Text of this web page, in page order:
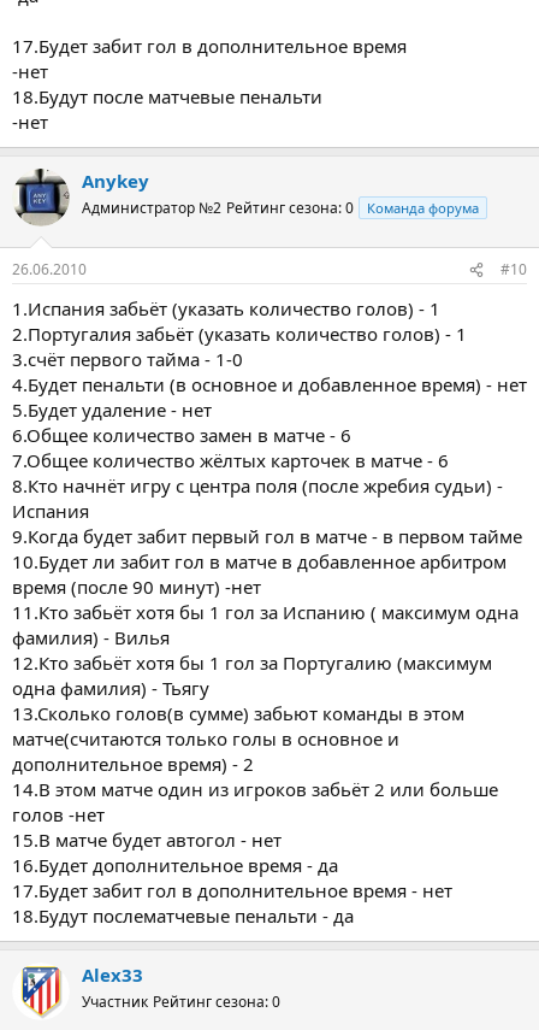
17.Будет забит гол в дополнительное время
-нет
18.Будут после матчевые пенальти
-нет
Anykey
Администратор №2 Рейтинг сезона: 0 Команда форума
26.06.2010 #10
1.Испания забьёт (указать количество голов) - 1
2.Португалия забьёт (указать количество голов) - 1
3.счёт первого тайма - 1-0
4.Будет пенальти (в основное и добавленное время) - нет
5.Будет удаление - нет
6.Общее количество замен в матче - 6
7.Общее количество жёлтых карточек в матче - 6
8.Кто начнёт игру с центра поля (после жребия судьи) -
Испания
9.Когда будет забит первый гол в матче - в первом тайме
10.Будет ли забит гол в матче в добавленное арбитром
время (после 90 минут) -нет
11.Кто забьёт хотя бы 1 гол за Испанию ( максимум одна
фамилия) - Вилья
12.Кто забьёт хотя бы 1 гол за Португалию (максимум
одна фамилия) - Тьягу
13.Сколько голов(в сумме) забьют команды в этом
матче(считаются только голы в основное и
дополнительное время) - 2
14.В этом матче один из игроков забьёт 2 или больше
голов -нет
15.В матче будет автогол - нет
16.Будет дополнительное время - да
17.Будет забит гол в дополнительное время - нет
18.Будут послематчевые пенальти - да
Alex33
Участник Рейтинг сезона: 0